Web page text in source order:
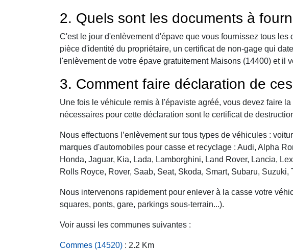
2. Quels sont les documents à
C'est le jour d'enlèvement d'épave que vous fournissez tous
pièce d'identité du propriétaire, un certificat de non-gage qui
l'enlèvement de votre épave gratuitement Maisons (14400) et il
3. Comment faire déclaration de
Une fois le véhicule remis à l'épaviste agréé, vous devez faire
nécessaires pour cette déclaration sont le certificat de
Nous effectuons l’enlèvement sur tous types de véhicules :
marques d'automobiles pour casse et recyclage : Audi, Alpha
Honda, Jaguar, Kia, Lada, Lamborghini, Land Rover, Lancia,
Rolls Royce, Rover, Saab, Seat, Skoda, Smart, Subaru,
Nous intervenons rapidement pour enlever à la casse votre
squares, ponts, gare, parkings sous-terrain...).
Voir aussi les communes suivantes :
Commes (14520) : 2.2 Km